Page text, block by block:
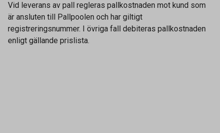
Vid leverans av pall regleras pallkostnaden mot kund som
är ansluten till Pallpoolen och har giltigt
registreringsnummer. I övriga fall debiteras pallkostnaden
enligt gällande prislista.